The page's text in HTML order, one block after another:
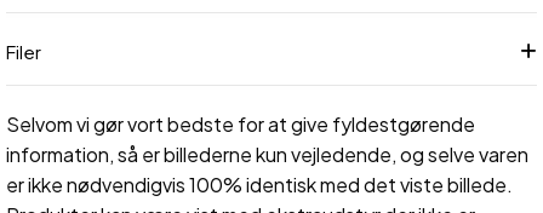
Filer
Selvom vi gør vort bedste for at give fyldestgørende
information, så er billederne kun vejledende, og selve varen
er ikke nødvendigvis 100% identisk med det viste billede.